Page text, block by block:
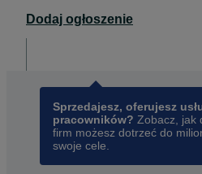
Dodaj ogłoszenie
Sprzedajesz, oferujesz
pracowników? Zobacz, jak
firm możesz dotrzeć do
swoje cele.